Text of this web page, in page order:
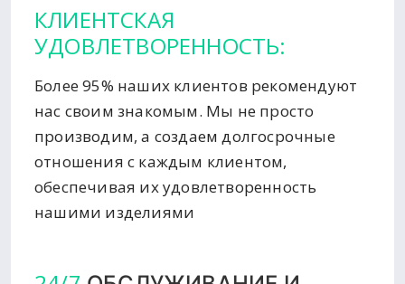
КЛИЕНТСКАЯ
УДОВЛЕТВОРЕННОСТЬ:
Более 95% наших клиентов рекомендуют
нас своим знакомым. Мы не просто
производим, а создаем долгосрочные
отношения с каждым клиентом,
обеспечивая их удовлетворенность
нашими изделиями